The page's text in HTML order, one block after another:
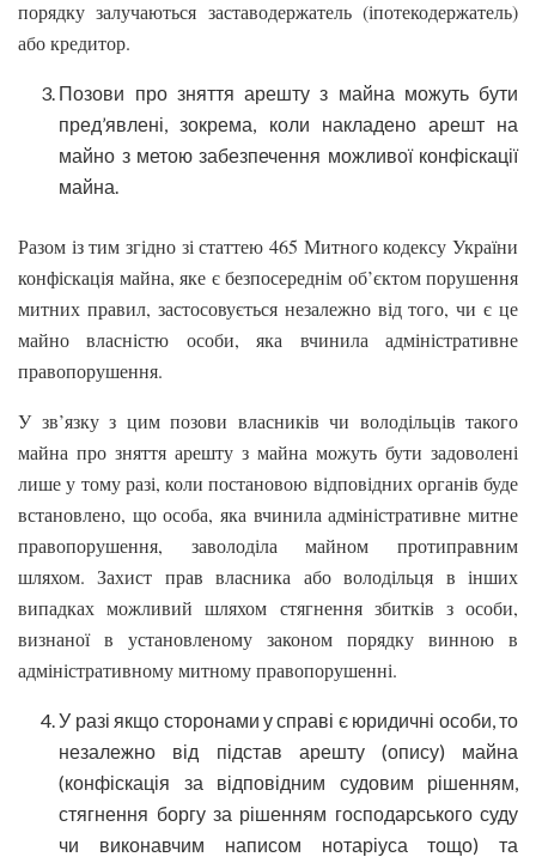
порядку залучаються заставодержатель (іпотекодержатель)
або кредитор.
Позови про зняття арешту з майна можуть бути
пред’явлені, зокрема, коли накладено арешт на
майно з метою забезпечення можливої конфіскації
майна.
Разом із тим згідно зі статтею 465 Митного кодексу України
конфіскація майна, яке є безпосереднім об’єктом порушення
митних правил, застосовується незалежно від того, чи є це
майно власністю особи, яка вчинила адміністративне
правопорушення.
У зв’язку з цим позови власників чи володільців такого
майна про зняття арешту з майна можуть бути задоволені
лише у тому разі, коли постановою відповідних органів буде
встановлено, що особа, яка вчинила адміністративне митне
правопорушення, заволоділа майном протиправним
шляхом. Захист прав власника або володільця в інших
випадках можливий шляхом стягнення збитків з особи,
визнаної в установленому законом порядку винною в
адміністративному митному правопорушенні.
У разі якщо сторонами у справі є юридичні особи, то
незалежно від підстав арешту (опису) майна
(конфіскація за відповідним судовим рішенням,
стягнення боргу за рішенням господарського суду
чи виконавчим написом нотаріуса тощо) та